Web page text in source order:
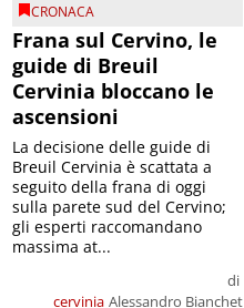
CRONACA
Frana sul Cervino, le
guide di Breuil
Cervinia bloccano le
ascensioni
cervinia
di
Alessandro Bianchet
La decisione delle guide di
Breuil Cervinia è scattata a
seguito della frana di oggi
sulla parete sud del Cervino;
gli esperti raccomandano
massima at...